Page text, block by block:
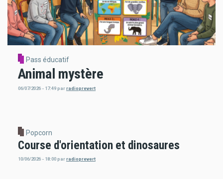
Pass éducatif
Animal mystère
06/07/2026 - 17:49parradioprevert
Popcorn
Course d'orientation et dinosaures
10/06/2026 - 18:00parradioprevert